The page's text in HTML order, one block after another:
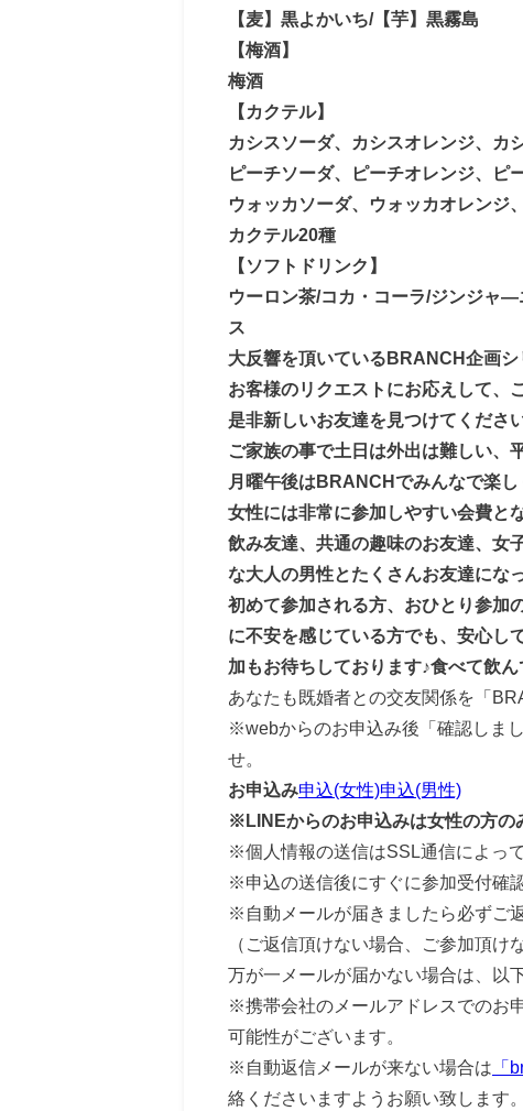
【麦】黒よかいち/【芋】黒霧島
【梅酒】
梅酒
【カクテル】
カシスソーダ、カシスオレンジ、カ
ピーチソーダ、ピーチオレンジ、ピ
ウォッカソーダ、ウォッカオレンジ
カクテル20種
【ソフトドリンク】
ウーロン茶/コカ・コーラ/ジンジャ
ス
大反響を頂いているBRANCH企画シ
お客様のリクエストにお応えして、
是非新しいお友達を見つけてくださ
ご家族の事で土日は外出は難しい、
月曜午後はBRANCHでみんなで楽し
女性には非常に参加しやすい会費と
飲み友達、共通の趣味のお友達、女
な大人の男性とたくさんお友達にな
初めて参加される方、おひとり参加
に不安を感じている方でも、安心し
加もお待ちしております♪食べて飲
あなたも既婚者との交友関係を「
※webからのお申込み後「確認しま
せ。
お申込み申込(女性)申込(男性)
※LINEからのお申込みは女性の方の
※個人情報の送信はSSL通信によっ
※申込の送信後にすぐに参加受付確
※自動メールが届きましたら必ずご
（ご返信頂けない場合、ご参加頂け
万が一メールが届かない場合は、以
※携帯会社のメールアドレスでのお
可能性がございます。
※自動返信メールが来ない場合は 「
絡くださいますようお願い致します。